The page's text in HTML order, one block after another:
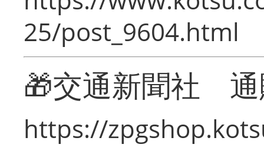
25/post_9604.html
🎁交通新聞社
https://